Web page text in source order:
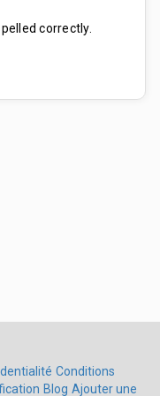
correctly.
Conditions
Blog Ajouter une